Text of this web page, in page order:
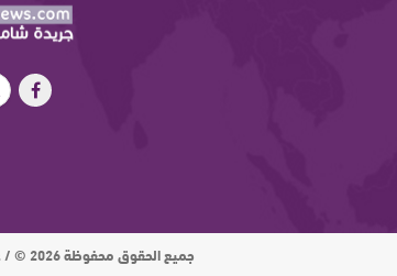
جميع الحقوق محفوظة 2026 © / عدد الزوار اليومي : 15 ألف